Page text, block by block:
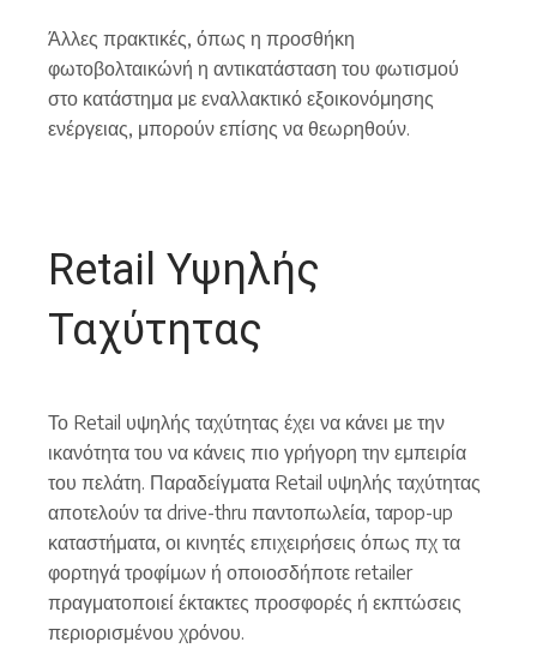
Άλλες πρακτικές, όπως η προσθήκη
φωτοβολταικώνή η αντικατάσταση του φωτισμού
στο κατάστημα με εναλλακτικό εξοικονόμησης
ενέργειας, μπορούν επίσης να θεωρηθούν.
Retail Υψηλής
Ταχύτητας
Το Retail υψηλής ταχύτητας έχει να κάνει με την
ικανότητα του να κάνεις πιο γρήγορη την εμπειρία
του πελάτη. Παραδείγματα Retail υψηλής ταχύτητας
αποτελούν τα drive-thru παντοπωλεία, ταpop-up
καταστήματα, οι κινητές επιχειρήσεις όπως πχ τα
φορτηγά τροφίμων ή οποιοσδήποτε retailer
πραγματοποιεί έκτακτες προσφορές ή εκπτώσεις
περιορισμένου χρόνου.